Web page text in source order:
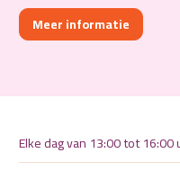
Meer informatie
Elke dag van 13:00 tot 16:00